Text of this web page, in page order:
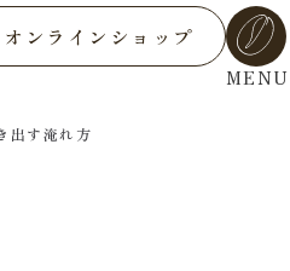
オンラインショップ
MENU
出す淹れ方